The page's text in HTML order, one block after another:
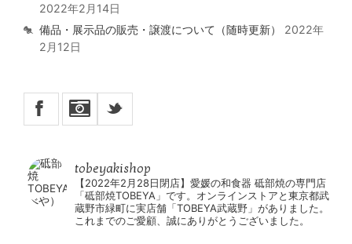
2022年2月14日
備品・展示品の販売・譲渡について（随時更新）
2022年
2月12日
X _
tobeyakishop
【2022年2月28日閉店】愛媛の和食器 砥部焼の専門店
「砥部焼TOBEYA」です。オンラインストアと東京都武
蔵野市緑町に実店舗「TOBEYA武蔵野」がありました。
これまでのご愛顧、誠にありがとうございました。